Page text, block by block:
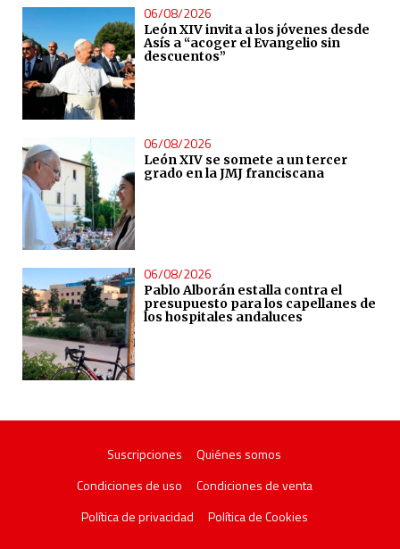
06/08/2026
León XIV invita a los jóvenes desde
Asís a “acoger el Evangelio sin
descuentos”
06/08/2026
León XIV se somete a un tercer
grado en la JMJ franciscana
06/08/2026
Pablo Alborán estalla contra el
presupuesto para los capellanes de
los hospitales andaluces
Suscripciones
Quiénes somos
Condiciones de uso
Condiciones de venta
Política de privacidad
Política de Cookies